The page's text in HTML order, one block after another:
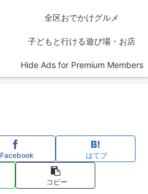
全区おでかけグルメ
子どもと行ける遊び場・お店
Hide Ads for Premium Members
Facebook はてブ
コピー